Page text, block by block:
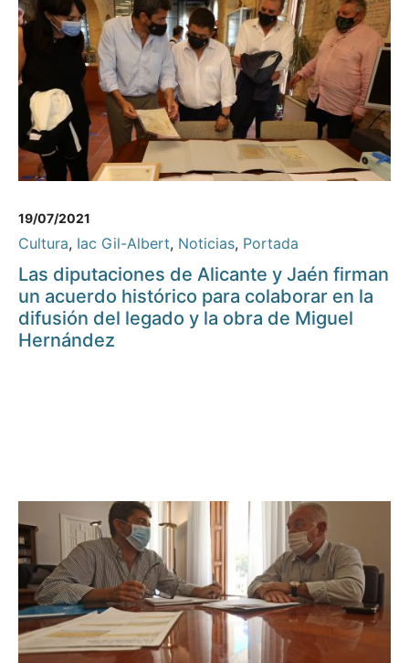
19/07/2021
Cultura, Iac Gil-Albert, Noticias, Portada
Las diputaciones de Alicante y Jaén firman
un acuerdo histórico para colaborar en la
difusión del legado y la obra de Miguel
Hernández